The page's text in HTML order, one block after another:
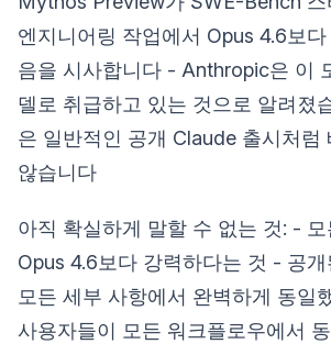
엔지니어링 작업에서 Opus 4.6보
음을 시사합니다 - Anthropic은 이
델로 취급하고 있는 것으로 알려졌
은 일반적인 공개 Claude 출시처럼
않습니다
아직 확실하게 말할 수 없는 것: - 모
Opus 4.6보다 강력하다는 것 - 공개
모든 세부 사항에서 완벽하게 동일
사용자들이 모든 워크플로우에서